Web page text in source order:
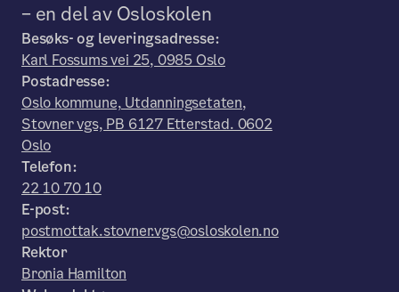
– en del av Osloskolen
Besøks- og leveringsadresse:
Karl Fossums vei 25, 0985 Oslo
Postadresse:
Oslo kommune, Utdanningsetaten,
Stovner vgs, PB 6127 Etterstad. 0602
Oslo
Telefon:
22 10 70 10
E-post:
postmottak.stovner.vgs@osloskolen.no
Rektor
Bronia Hamilton